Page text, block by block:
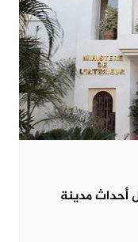
أحداث مدينة